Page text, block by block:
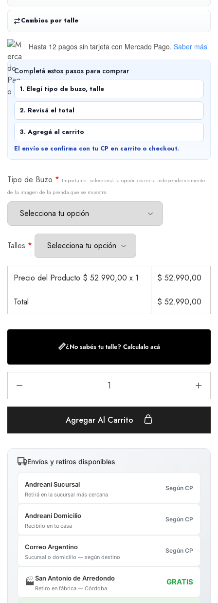
Cambios por talle
Hasta 12 pagos sin tarjeta con Mercado Pago. Saber más
Completá estos pasos para comprar
1. Elegí tipo de buzo, talle
2. Revisá el total
3. Agregá al carrito
El envío se confirma con tu CP en carrito o checkout.
Tipo de Buzo * Importante: seleccioná la opción correcta independientemente
de la imagen de la prenda que se muestre.
Talles *
Precio del Producto $ 52.990,00 x 1 $ 52.990,00
Total $ 52.990,00
📏¿No sabés tu talle? Calculalo acá
Agregar Al Carrito
Envíos y retiros disponibles
Andreani Sucursal
Retirá en la sucursal más cercana
Según CP
Andreani Domicilio
Recibilo en tu casa
Según CP
Correo Argentino
Sucursal o domicilio — según destino
Según CP
🏭San Antonio de Arredondo
Retiro en fábrica — Córdoba
GRATIS